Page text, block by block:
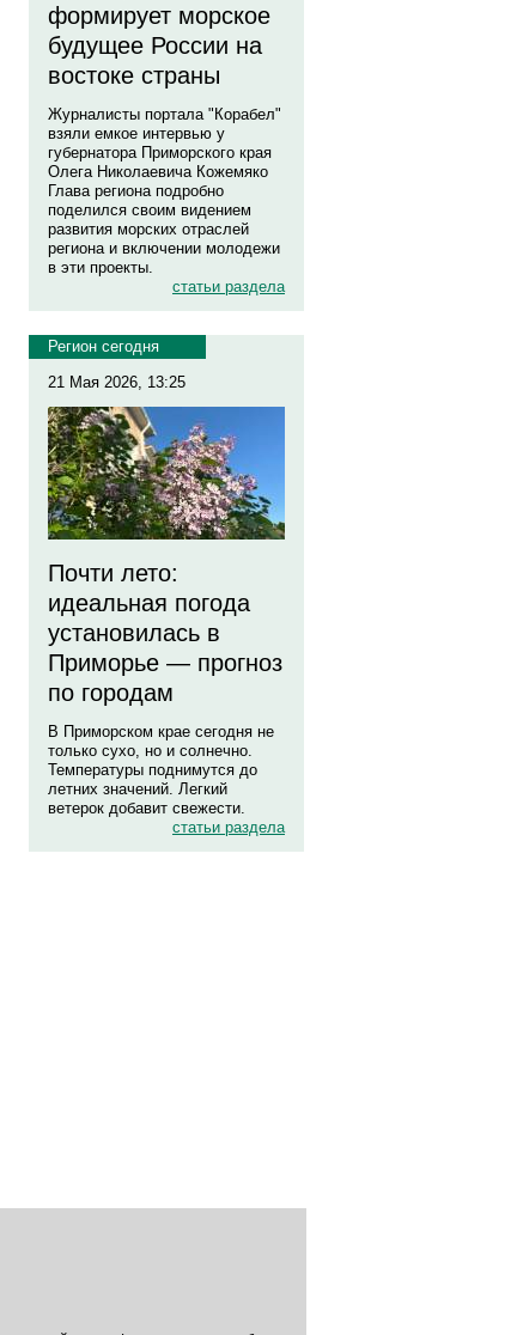
формирует морское
будущее России на
востоке страны
Журналисты портала "Корабел"
взяли емкое интервью у
губернатора Приморского края
Олега Николаевича Кожемяко
Глава региона подробно
поделился своим видением
развития морских отраслей
региона и включении молодежи
в эти проекты.
статьи раздела
Регион сегодня
21 Мая 2026, 13:25
Почти лето:
идеальная погода
установилась в
Приморье — прогноз
по городам
В Приморском крае сегодня не
только сухо, но и солнечно.
Температуры поднимутся до
летних значений. Легкий
ветерок добавит свежести.
статьи раздела